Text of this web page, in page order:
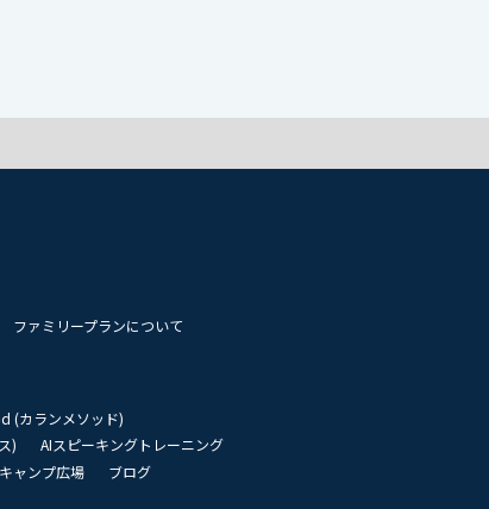
ファミリープランについて
(カランメソッド)
)
AIスピーキングトレーニング
ャンプ広場
ブログ